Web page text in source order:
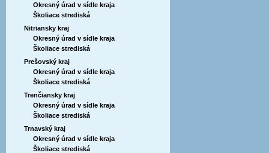
Okresný úrad v sídle kraja
Školiace strediská
Nitriansky kraj
Okresný úrad v sídle kraja
Školiace strediská
Prešovský kraj
Okresný úrad v sídle kraja
Školiace strediská
Trenčiansky kraj
Okresný úrad v sídle kraja
Školiace strediská
Trnavský kraj
Okresný úrad v sídle kraja
Školiace strediská